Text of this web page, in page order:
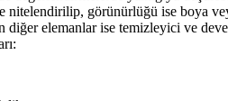
nitelendirilip, görünürlüğü ise boya
diğer elemanlar ise temizleyici ve